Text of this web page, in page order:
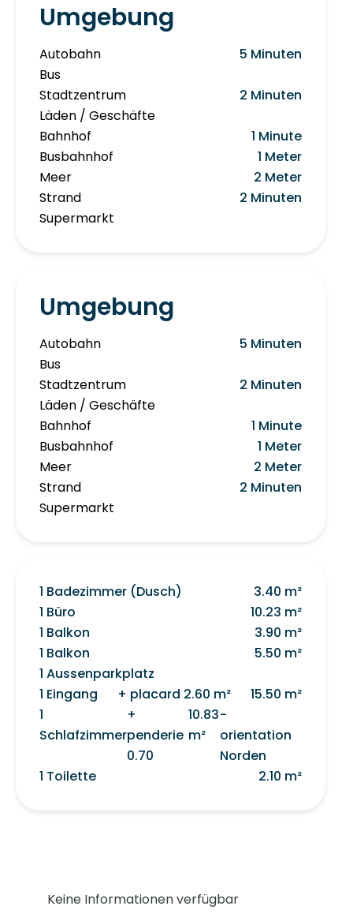
Umgebung
Autobahn
5 Minuten
Bus
Stadtzentrum
2 Minuten
Läden / Geschäfte
Bahnhof
1 Minute
Busbahnhof
1 Meter
Meer
2 Meter
Strand
2 Minuten
Supermarkt
Umgebung
Autobahn
5 Minuten
Bus
Stadtzentrum
2 Minuten
Läden / Geschäfte
Bahnhof
1 Minute
Busbahnhof
1 Meter
Meer
2 Meter
Strand
2 Minuten
Supermarkt
1 Badezimmer (Dusch)
3.40 m²
1 Büro
10.23 m²
1 Balkon
3.90 m²
1 Balkon
5.50 m²
1 Aussenparkplatz
1 Eingang
+ placard 2.60 m²
15.50 m²
1
Schlafzimmer
+
penderie
0.70
10.83
m²
-
orientation
Norden
1 Toilette
2.10 m²
Keine Informationen verfügbar